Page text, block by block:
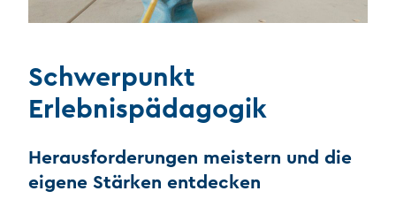
Schwerpunkt
Erlebnispädagogik
Herausforderungen meistern und die
eigene Stärken entdecken